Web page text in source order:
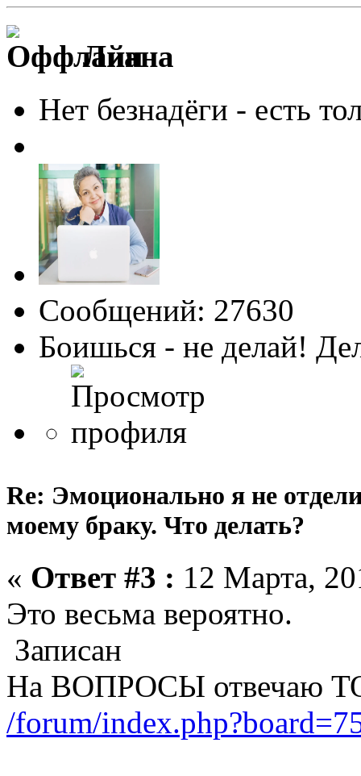
Лиана
Нет безнадёги - есть
Сообщений: 27630
Боишься - не делай!
Re: Эмоционально я не
моему браку. Что делать?
« Ответ #3 : 12 Марта,
Это весьма вероятно.
Записан
На ВОПРОСЫ отвечаю
/forum/